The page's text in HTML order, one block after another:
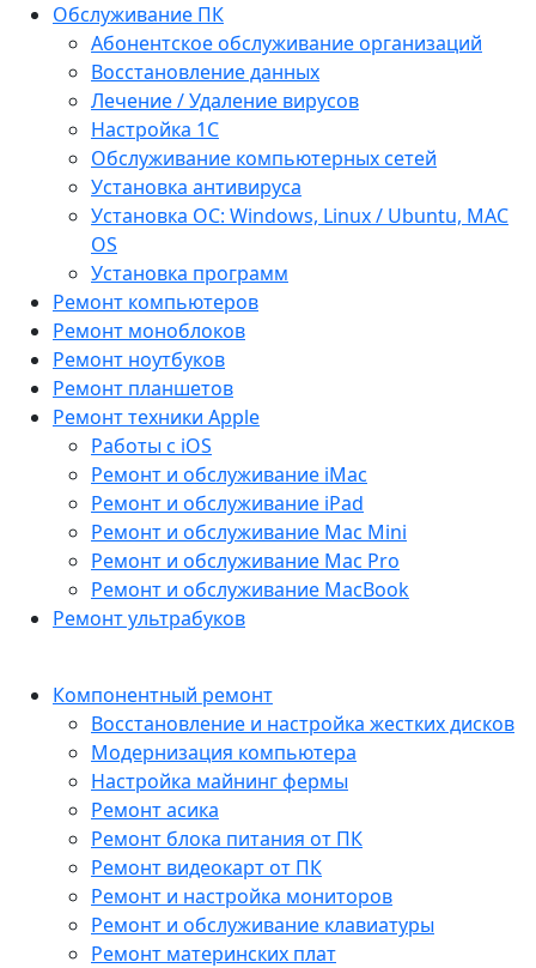
Обслуживание ПК
Абонентское обслуживание организаций
Восстановление данных
Лечение / Удаление вирусов
Настройка 1С
Обслуживание компьютерных сетей
Установка антивируса
Установка ОС: Windows, Linux / Ubuntu, МАС
OS
Установка программ
Ремонт компьютеров
Ремонт моноблоков
Ремонт ноутбуков
Ремонт планшетов
Ремонт техники Apple
Работы с iOS
Ремонт и обслуживание iMac
Ремонт и обслуживание iPad
Ремонт и обслуживание Mac Mini
Ремонт и обслуживание Mac Pro
Ремонт и обслуживание MacBook
Ремонт ультрабуков
Компонентный ремонт
Восстановление и настройка жестких дисков
Модернизация компьютера
Настройка майнинг фермы
Ремонт асика
Ремонт блока питания от ПК
Ремонт видеокарт от ПК
Ремонт и настройка мониторов
Ремонт и обслуживание клавиатуры
Ремонт материнских плат